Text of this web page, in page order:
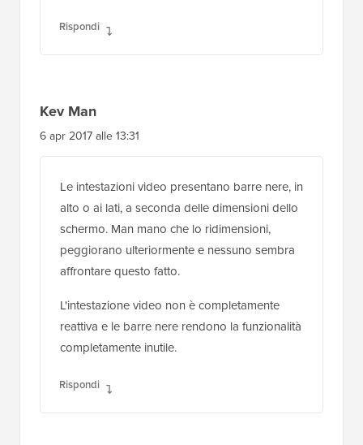
Rispondi
Kev Man
6 apr 2017 alle 13:31
Le intestazioni video presentano barre nere, in
alto o ai lati, a seconda delle dimensioni dello
schermo. Man mano che lo ridimensioni,
peggiorano ulteriormente e nessuno sembra
affrontare questo fatto.
L'intestazione video non è completamente
reattiva e le barre nere rendono la funzionalità
completamente inutile.
Rispondi